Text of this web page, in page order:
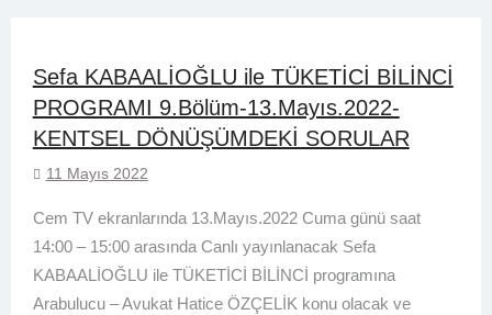
Sefa KABAALİOĞLU ile TÜKETİCİ BİLİNCİ
PROGRAMI 9.Bölüm-13.Mayıs.2022-
KENTSEL DÖNÜŞÜMDEKİ SORULAR
11 Mayıs 2022
Cem TV ekranlarında 13.Mayıs.2022 Cuma günü saat
14:00 – 15:00 arasında Canlı yayınlanacak Sefa
KABAALİOĞLU ile TÜKETİCİ BİLİNCİ programına
Arabulucu – Avukat Hatice ÖZÇELİK konu olacak ve